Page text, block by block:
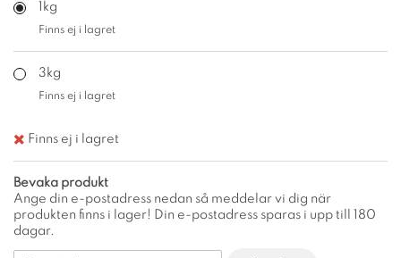
1kg
Finns ej i lagret
3kg
Finns ej i lagret
Finns ej i lagret
Bevaka produkt
Ange din e-postadress nedan så meddelar vi dig när
produkten finns i lager! Din e-postadress sparas i upp till 180
dagar.